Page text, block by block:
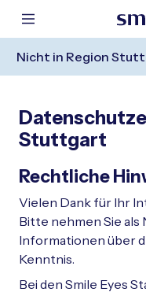
Header springen
springen
Fußzeile springenspringen
Nicht in Region
Mobile
Sehen ohne Brille
Behandlungs-
Augenlasern
Linsenimplantation
Über uns
Warum Smile Eyes?
Blog
Schließen
Karriere
Ärztliches
Verwaltung
Ausbildung &
Kontakt
Online
Schließen
Stuttgart
Rechtliche
Vielen Dank für Ihr
Bitte nehmen Sie
Informationen über
Kenntnis.
Bei den Smile Eyes